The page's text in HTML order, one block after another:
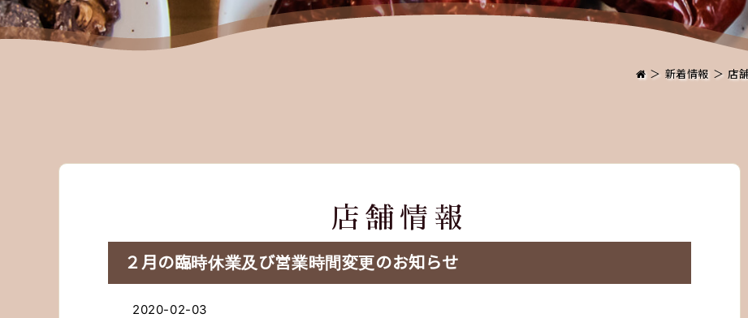
＞ 新着情報 ＞ 店
店舗情報
２月の臨時休業及び営業時間変更のお知らせ
2020-02-03